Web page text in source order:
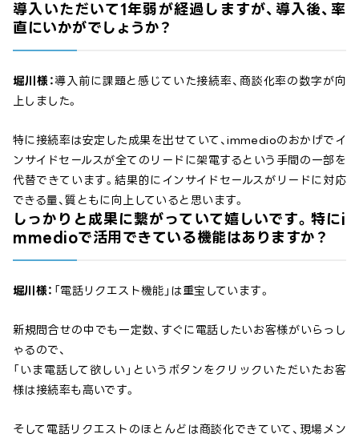
導入いただいて1年弱が経過しますが、導入後、率
直にいかがでしょうか？
堀川様：導入前に課題と感じていた接続率、商談化率の数字が向
上しました。
特に接続率は安定した成果を出せていて、immedioのおかげでイ
ンサイドセールスが全てのリードに架電するという手間の一部を
代替できています。結果的にインサイドセールスがリードに対応
できる量、質ともに向上していると思います。
しっかりと成果に繋がっていて嬉しいです。特にi
mmedioで活用できている機能はありますか？
堀川様： 「電話リクエスト機能」は重宝しています。
新規問合せの中でも一定数、すぐに電話したいお客様がいらっし
ゃるので、
「いま電話して欲しい」というボタンをクリックいただいたお客
様は接続率も高いです。
そして電話リクエストのほとんどは商談化できていて、現場メン